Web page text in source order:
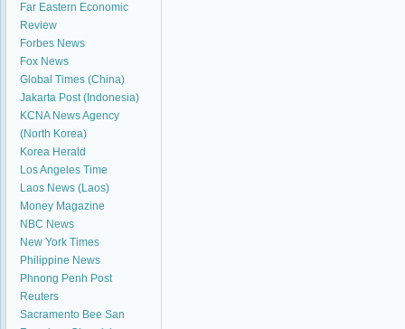
Far Eastern Economic
Review
Forbes News
Fox News
Global Times (China)
Jakarta Post (Indonesia)
KCNA News Agency
(North Korea)
Korea Herald
Los Angeles Time
Laos News (Laos)
Money Magazine
NBC News
New York Times
Philippine News
Phnong Penh Post
Reuters
Sacramento Bee San